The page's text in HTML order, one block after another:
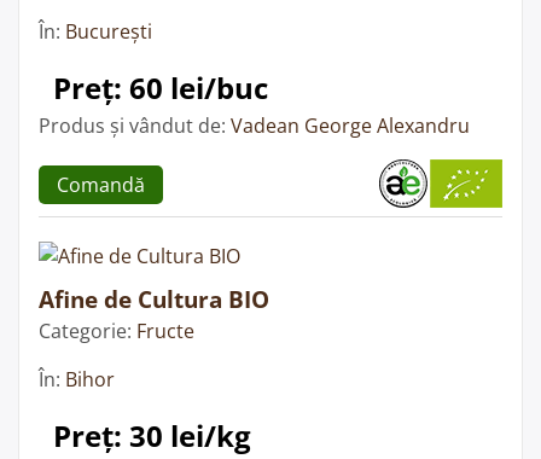
În: București
Preț: 60 lei/buc
Produs și vândut de: Vadean George Alexandru
Comandă
Afine de Cultura BIO
Categorie: Fructe
În: Bihor
Preț: 30 lei/kg